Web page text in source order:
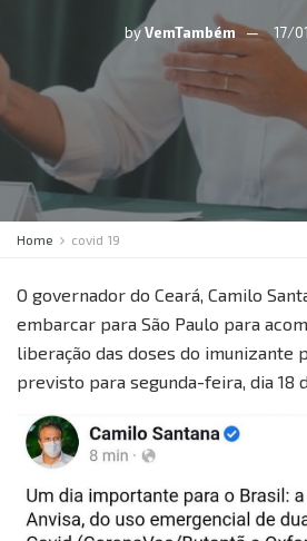
byVemTambém 17/
Home covid 19
O governador do Ceará, Camilo
embarcar para São Paulo para
liberação das doses do imunizante
previsto para segunda-feira, dia 18